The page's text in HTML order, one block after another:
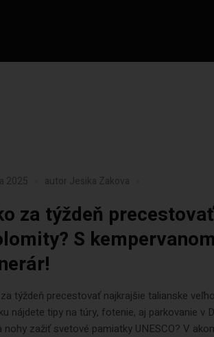
2025 autor Jesika Zakova
za týždeň
S
týždeň precestovať najkrajšie talianske
nájdete tipy na túry, fotenie, aj parkovanie
nohy zažiť svetové pamiatky UNESCO? V